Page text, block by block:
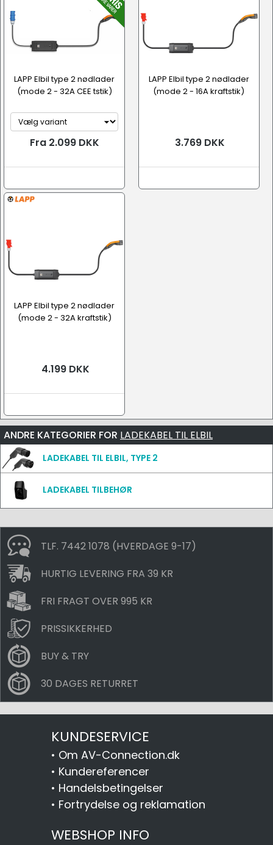
LAPP Elbil type 2 nødlader
(mode 2 - 32A CEE tstik)
Fra 2.099 DKK
LAPP Elbil type 2 nødlader
(mode 2 - 16A kraftstik)
3.769 DKK
LAPP Elbil type 2 nødlader
(mode 2 - 32A kraftstik)
4.199 DKK
ANDRE KATEGORIER FOR LADEKABEL TIL ELBIL
LADEKABEL TIL ELBIL, TYPE 2
LADEKABEL TILBEHØR
TLF. 7442 1078 (HVERDAGE 9-17)
HURTIG LEVERING FRA 39 KR
FRI FRAGT OVER 995 KR
PRISSIKKERHED
BUY & TRY
30 DAGES RETURRET
KUNDESERVICE
• Om AV-Connection.dk
• Kundereferencer
• Handelsbetingelser
• Fortrydelse og reklamation
WEBSHOP INFO